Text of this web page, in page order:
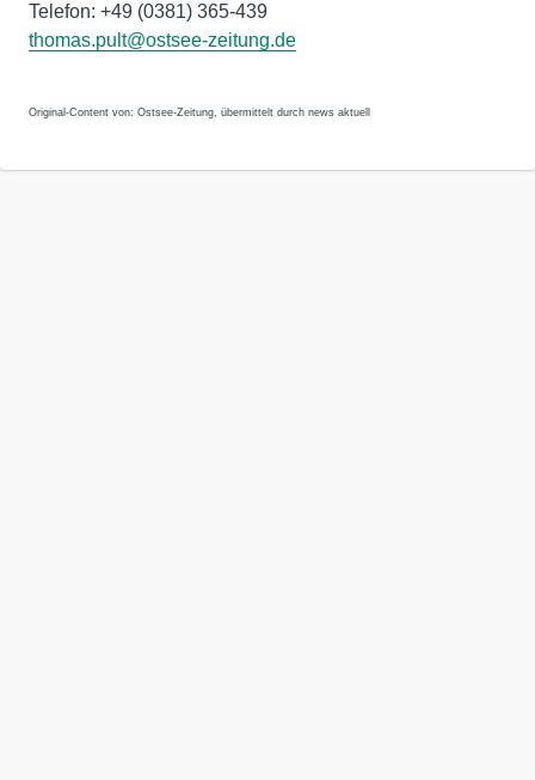
Telefon: +49 (0381) 365-439
thomas.pult@ostsee-zeitung.de
Original-Content von: Ostsee-Zeitung, übermittelt durch news aktuell